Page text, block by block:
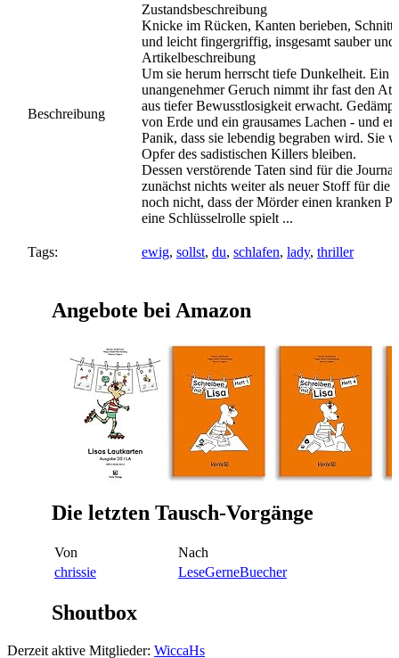
Beschreibung
Zustandsbeschreibung
Knicke im Rücken, Kanten berieben, Schnitt
und leicht fingergriffig, insgesamt sauber
Artikelbeschreibung
Um sie herum herrscht tiefe Dunkelheit. Ein
unangenehmer Geruch nimmt ihr fast den
aus tiefer Bewusstlosigkeit erwacht.
von Erde und ein grausames Lachen - und
Panik, dass sie lebendig begraben wird. Sie
Opfer des sadistischen Killers bleiben.
Dessen verstörende Taten sind für die
zunächst nichts weiter als neuer Stoff für die
noch nicht, dass der Mörder einen kranken
eine Schlüsselrolle spielt ...
Tags: ewig, sollst, du, schlafen, lady, thriller
Angebote bei Amazon
Die letzten Tausch-Vorgänge
Von
Nach
chrissie
LeseGerneBuecher
Shoutbox
Derzeit aktive Mitglieder: WiccaHs